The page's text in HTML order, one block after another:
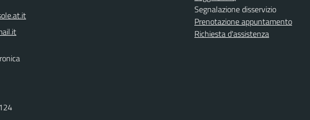
Segnalazione disservizio
Prenotazione appuntamento
Richiesta d'assistenza